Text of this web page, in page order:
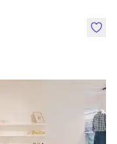
like